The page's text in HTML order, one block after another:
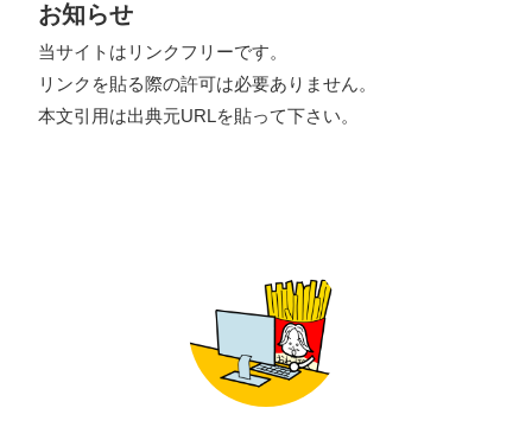
お知らせ
当サイトはリンクフリーです。
リンクを貼る際の許可は必要ありません。
本文引用は出典元URLを貼って下さい。